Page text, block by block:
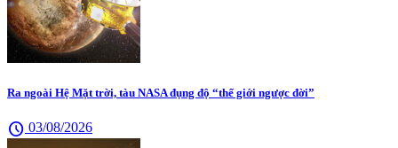
Ra ngoài Hệ Mặt trời, tàu NASA đụng độ “thế giới ngược đời”
schedule 03/08/2026